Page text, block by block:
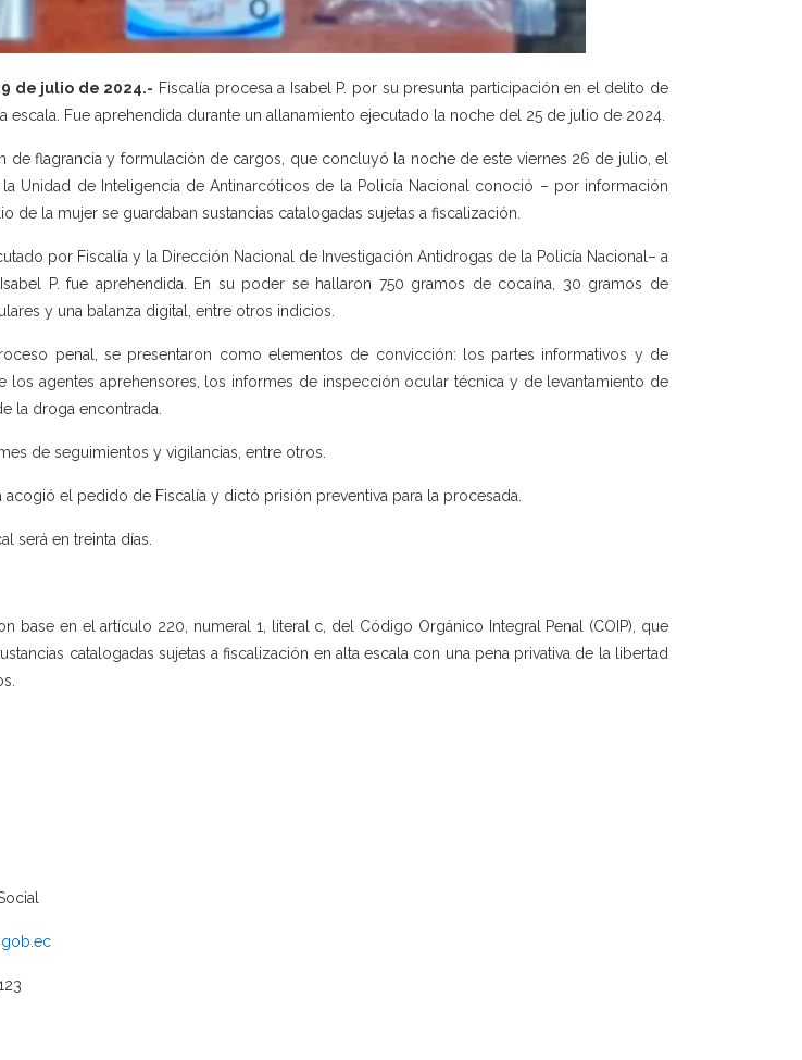
de julio de 2024.- Fiscalía procesa a Isabel P. por su presunta participación en el delito de
escala. Fue aprehendida durante un allanamiento ejecutado la noche del 25 de julio de 2024.
de flagrancia y formulación de cargos, que concluyó la noche de este viernes 26 de julio, el
Unidad de Inteligencia de Antinarcóticos de la Policía Nacional conoció – por información
de la mujer se guardaban sustancias catalogadas sujetas a fiscalización.
por Fiscalía y la Dirección Nacional de Investigación Antidrogas de la Policía Nacional– a
P. fue aprehendida. En su poder se hallaron 750 gramos de cocaína, 30 gramos de
y una balanza digital, entre otros indicios.
penal, se presentaron como elementos de convicción: los partes informativos y de
los agentes aprehensores, los informes de inspección ocular técnica y de levantamiento de
la droga encontrada.
de seguimientos y vigilancias, entre otros.
el pedido de Fiscalía y dictó prisión preventiva para la procesada.
será en treinta días.
base en el artículo 220, numeral 1, literal c, del Código Orgánico Integral Penal (COIP), que
catalogadas sujetas a fiscalización en alta escala con una pena privativa de la libertad